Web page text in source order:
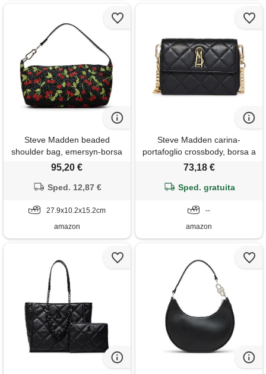
Steve Madden beaded
shoulder bag, emersyn-borsa
a tracolla con perline donna,
95,20 €
Sped. 12,87 €
27.9x10.2x15.2cm
amazon
Steve Madden carina-
portafoglio crossbody, borsa a
tracolla donna, nero,
73,18 €
Sped. gratuita
--
amazon